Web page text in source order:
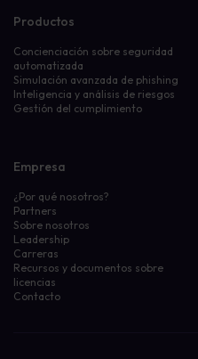
Productos
Concienciación sobre seguridad
automatizada
Simulación avanzada de phishing
Inteligencia y análisis de riesgos
Gestión del cumplimiento
Empresa
¿Por qué nosotros?
Partners
Sobre nosotros
Leadership
Carreras
Recursos y documentos sobre
licencias
Contacto